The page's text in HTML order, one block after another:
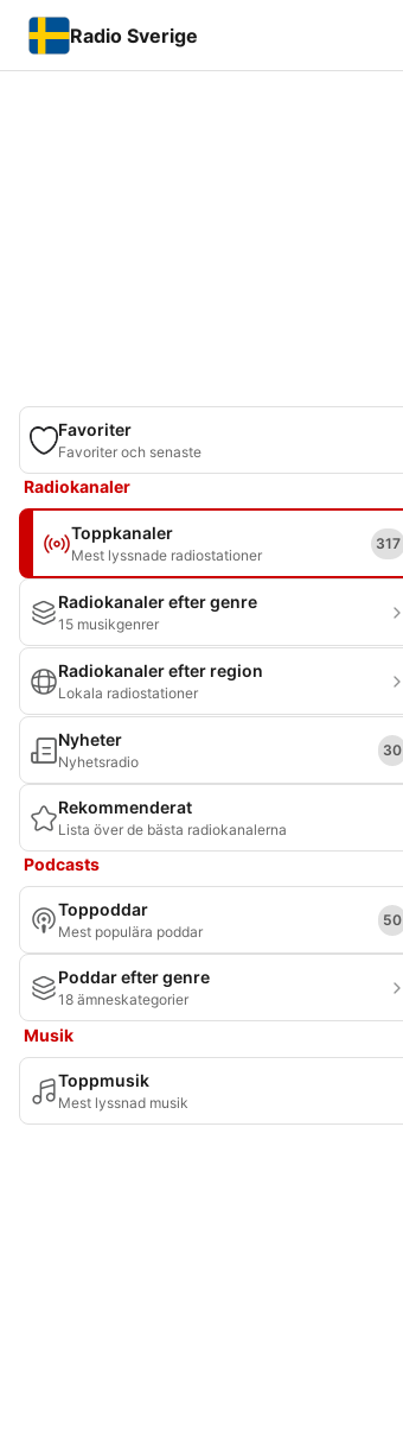
Radio Sverige
Favoriter
Favoriter och senaste
Radiokanaler
Toppkanaler
Mest lyssnade radiostationer
317
Radiokanaler efter genre
15 musikgenrer
Radiokanaler efter region
Lokala radiostationer
Nyheter
Nyhetsradio
30
Rekommenderat
Lista över de bästa radiokanalerna
Podcasts
Toppoddar
Mest populära poddar
50
Poddar efter genre
18 ämneskategorier
Musik
Toppmusik
Mest lyssnad musik